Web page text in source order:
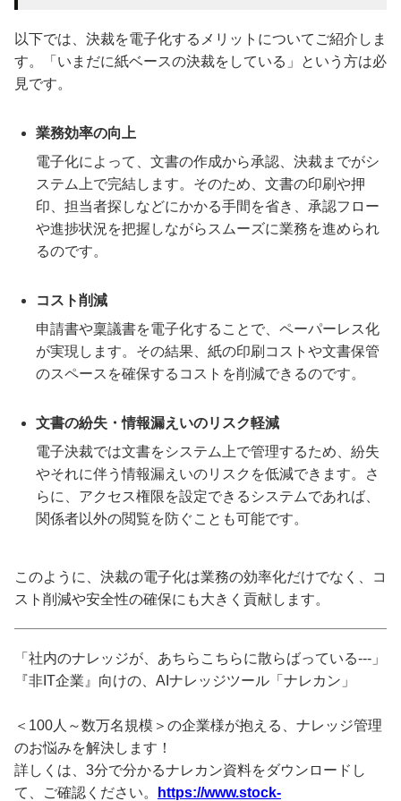
以下では、決裁を電子化するメリットについてご紹介しま
す。「いまだに紙ベースの決裁をしている」という方は必
見です。
業務効率の向上
電子化によって、文書の作成から承認、決裁までがシ
ステム上で完結します。そのため、文書の印刷や押
印、担当者探しなどにかかる手間を省き、承認フロー
や進捗状況を把握しながらスムーズに業務を進められ
るのです。
コスト削減
申請書や稟議書を電子化することで、ペーパーレス化
が実現します。その結果、紙の印刷コストや文書保管
のスペースを確保するコストを削減できるのです。
文書の紛失・情報漏えいのリスク軽減
電子決裁では文書をシステム上で管理するため、紛失
やそれに伴う情報漏えいのリスクを低減できます。さ
らに、アクセス権限を設定できるシステムであれば、
関係者以外の閲覧を防ぐことも可能です。
このように、決裁の電子化は業務の効率化だけでなく、コ
スト削減や安全性の確保にも大きく貢献します。
「社内のナレッジが、あちらこちらに散らばっている---」
『非IT企業』向けの、AIナレッジツール「ナレカン」
＜100人～数万名規模＞の企業様が抱える、ナレッジ管理
のお悩みを解決します！
詳しくは、3分で分かるナレカン資料をダウンロードし
て、ご確認ください。
https://www.stock-